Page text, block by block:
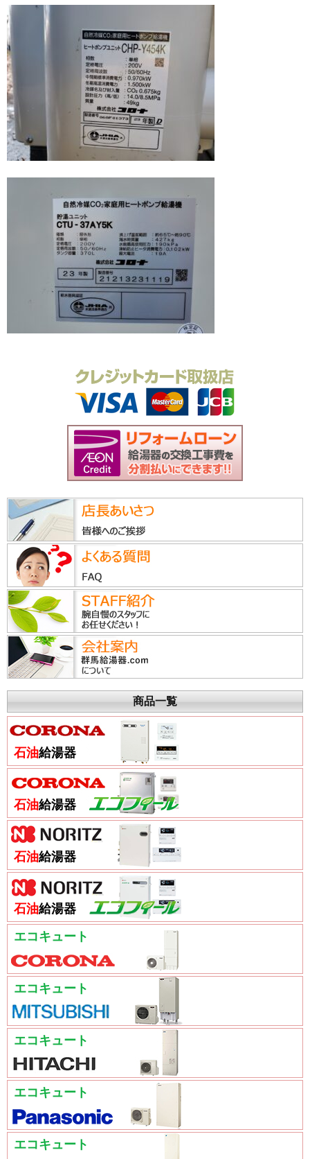
商品一覧
石油給湯器
石油給湯器
石油給湯器
石油給湯器
エコキュート
エコキュート
エコキュート
エコキュート
エコキュート